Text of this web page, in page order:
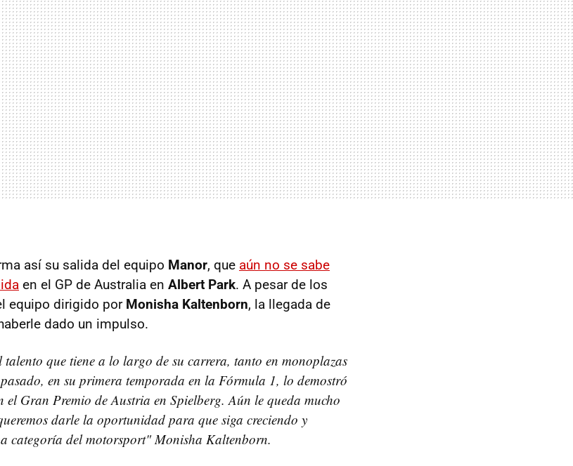
así su salida del equipo Manor, que aún no se sabe
en el GP de Australia en Albert Park. A pesar de los
equipo dirigido por Monisha Kaltenborn, la llegada de
dado un impulso.
talento que tiene a lo largo de su carrera, tanto en monoplazas
en su primera temporada en la Fórmula 1, lo demostró
el Gran Premio de Austria en Spielberg. Aún le queda mucho
darle la oportunidad para que siga creciendo y
categoría del motorsport" Monisha Kaltenborn.